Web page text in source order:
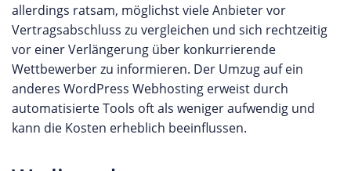
allerdings ratsam, möglichst viele Anbieter vor
Vertragsabschluss zu vergleichen und sich rechtzeitig
vor einer Verlängerung über konkurrierende
Wettbewerber zu informieren. Der Umzug auf ein
anderes WordPress Webhosting erweist durch
automatisierte Tools oft als weniger aufwendig und
kann die Kosten erheblich beeinflussen.